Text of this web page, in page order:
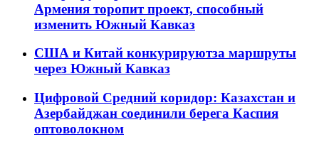
Армения торопит проект, способный
изменить Южный Кавказ
США и Китай конкурируютза маршруты
через Южный Кавказ
Цифровой Средний коридор: Казахстан и
Азербайджан соединили берега Каспия
оптоволокном